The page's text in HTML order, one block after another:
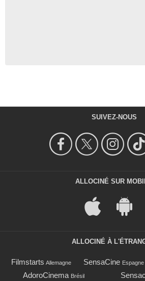
SUIVEZ-NOUS
ALLOCINÉ SUR
ALLOCINÉ À
Filmstarts Allemagne SensaCine Espagne
AdoroCinema Brésil